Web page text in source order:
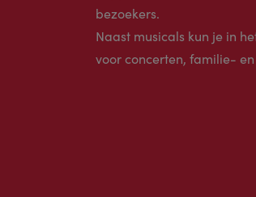
bezoekers.
Naast musicals kun je in
voor concerten, familie-